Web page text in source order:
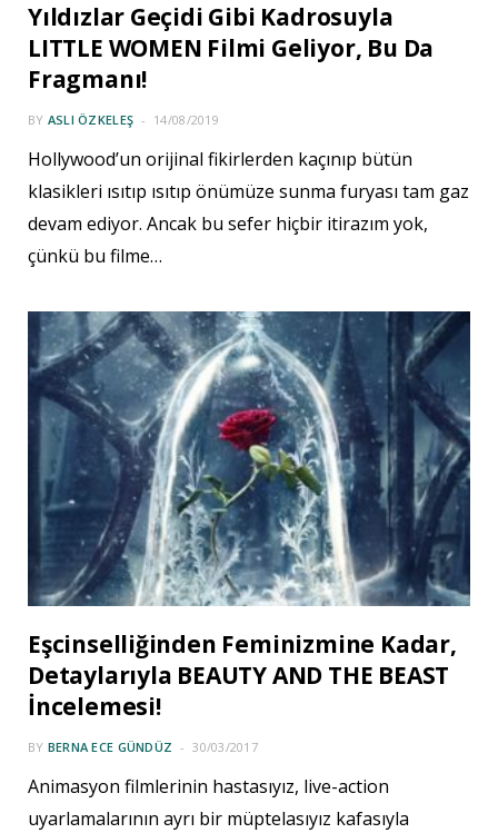
Yıldızlar Geçidi Gibi Kadrosuyla
LITTLE WOMEN Filmi Geliyor, Bu Da
Fragmanı!
BY ASLI ÖZKELEŞ 14/08/2019
Hollywood’un orijinal fikirlerden kaçınıp bütün
klasikleri ısıtıp ısıtıp önümüze sunma furyası tam gaz
devam ediyor. Ancak bu sefer hiçbir itirazım yok,
çünkü bu filme…
Eşcinselliğinden Feminizmine Kadar,
Detaylarıyla BEAUTY AND THE BEAST
İncelemesi!
BY BERNA ECE GÜNDÜZ 30/03/2017
Animasyon filmlerinin hastasıyız, live-action
uyarlamalarının ayrı bir müptelasıyız kafasıyla